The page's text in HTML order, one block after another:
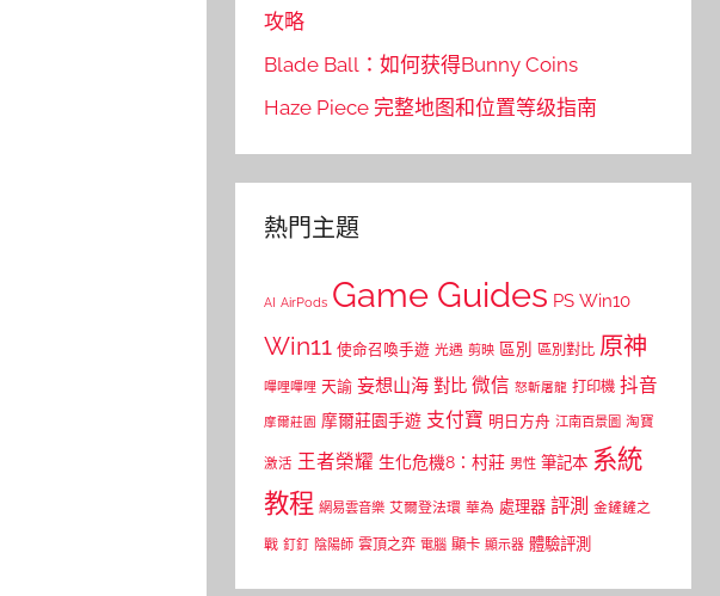
攻略
Blade Ball：如何获得Bunny Coins
Haze Piece 完整地图和位置等级指南
熱門主題
AI AirPods Game Guides PS Win10
Win11 使命召喚手遊 光遇 剪映 區別 區別對比 原神
嗶哩嗶哩 天諭 妄想山海 對比 微信 怒斬屠龍 打印機 抖音
摩爾莊園 摩爾莊園手遊 支付寶 明日方舟 江南百景圖 淘寶
激活 王者榮耀 生化危機8：村莊 男性 筆記本 系統
教程 網易雲音樂 艾爾登法環 華為 處理器 評測 金鏟鏟之
戰 釘釘 陰陽師 雲頂之弈 電腦 顯卡 顯示器 體驗評測